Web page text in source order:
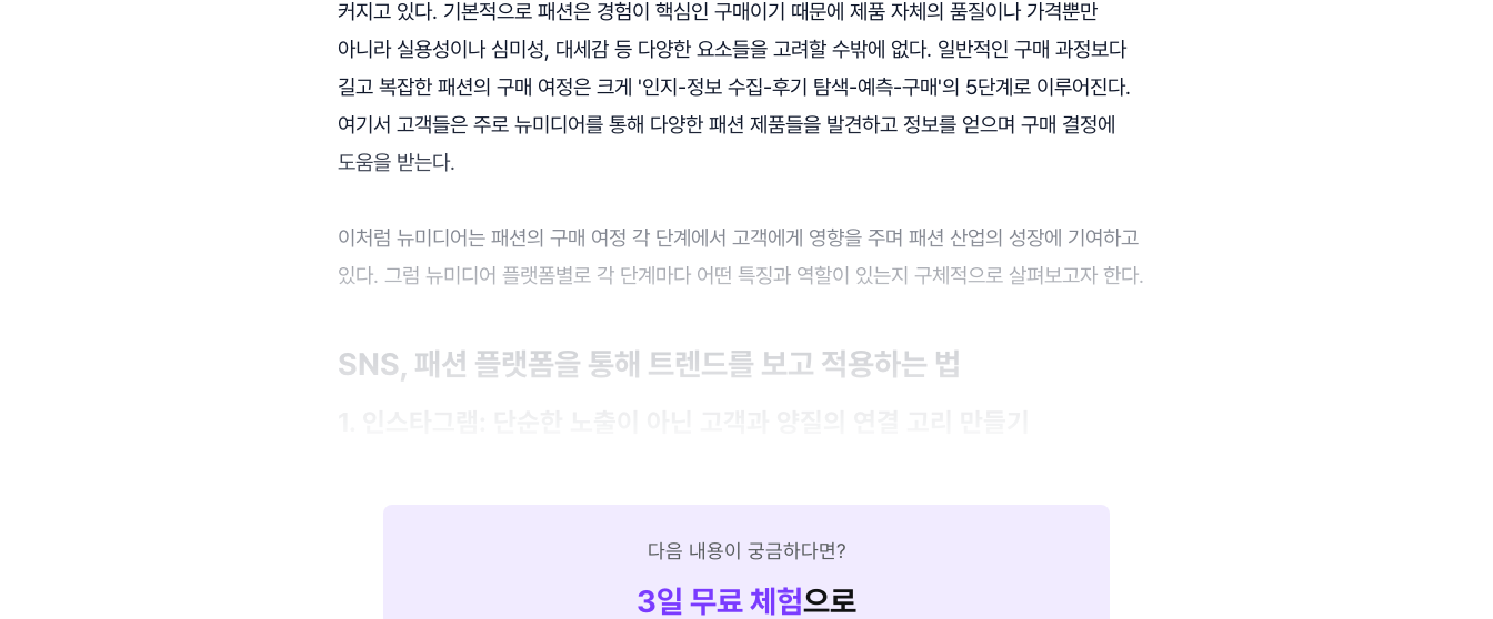
커지고 있다. 기본적으로 패션은 경험이 핵심인 구매이기 때문에 제품 자체의 품질이나 가격뿐만
아니라 실용성이나 심미성, 대세감 등 다양한 요소들을 고려할 수밖에 없다. 일반적인 구매 과정보다
길고 복잡한 패션의 구매 여정은 크게 '인지-정보 수집-후기 탐색-예측-구매'의 5단계로 이루어진다.
여기서 고객들은 주로 뉴미디어를 통해 다양한 패션 제품들을 발견하고 정보를 얻으며 구매 결정에
도움을 받는다.
이처럼 뉴미디어는 패션의 구매 여정 각 단계에서 고객에게 영향을 주며 패션 산업의 성장에 기여하고
있다. 그럼 뉴미디어 플랫폼별로 각 단계마다 어떤 특징과 역할이 있는지 구체적으로 살펴보고자 한다.
SNS, 패션 플랫폼을 통해 트렌드를 보고 적용하는 법
다음 내용이 궁금하다면?
3일 무료 체험으로